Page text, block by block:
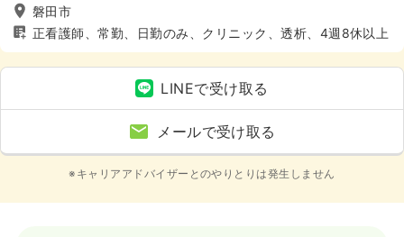
磐田市
正看護師、常勤、日勤のみ、クリニック、透析、4週8休以上
LINEで受け取る
メールで受け取る
※キャリアアドバイザーとのやりとりは発生しません